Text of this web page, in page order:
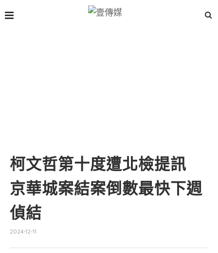
柯文哲第十度遭北檢提訊
京華城案結案倒數最快下週
偵結
2024-12-11